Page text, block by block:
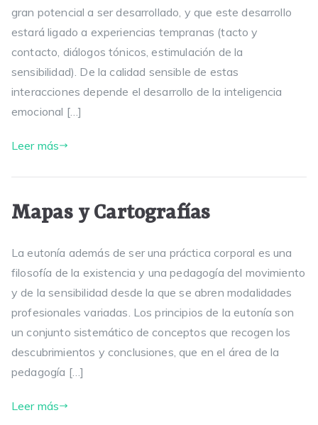
gran potencial a ser desarrollado, y que este desarrollo
estará ligado a experiencias tempranas (tacto y
contacto, diálogos tónicos, estimulación de la
sensibilidad). De la calidad sensible de estas
interacciones depende el desarrollo de la inteligencia
emocional […]
Leer más
Mapas y Cartografías
La eutonía además de ser una práctica corporal es una
filosofía de la existencia y una pedagogía del movimiento
y de la sensibilidad desde la que se abren modalidades
profesionales variadas. Los principios de la eutonía son
un conjunto sistemático de conceptos que recogen los
descubrimientos y conclusiones, que en el área de la
pedagogía […]
Leer más